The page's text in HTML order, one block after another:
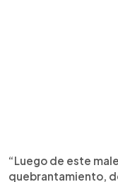
“Luego de este
quebrantamiento,